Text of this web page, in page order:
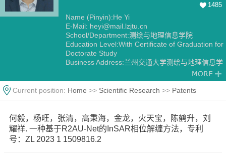
1485
Name (Pinyin):He Yi
E-Mail: heyi@mail.lzjtu.cn
School/Department:测绘与地理信息学院
Education Level:With Certificate of Graduation for
Doctorate Study
Business Address:兰州交通大学测绘与地理信息学
Gender:Male
Contact Information:13919155269，邮箱：
heyi@mail.lzjtu.cn
Status:Employed
Alma Mater:兰州大学
Current position: Home >> Scientific Research >> Patents
何毅，杨旺，张清，高秉海，金龙，火天宝，陈鹤升，刘
耀祥. 一种基于R2AU-Net的InSAR相位解缠方法，专利
号：ZL 2023 1 1509816.2